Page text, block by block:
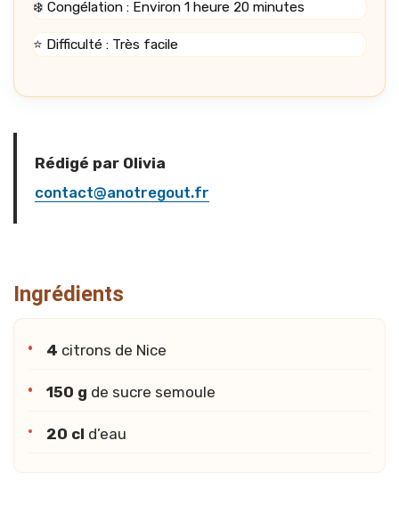
❄️ Congélation : Environ 1 heure 20 minutes
⭐ Difficulté : Très facile
Rédigé par Olivia
contact@anotregout.fr
Ingrédients
4 citrons de Nice
150 g de sucre semoule
20 cl d’eau